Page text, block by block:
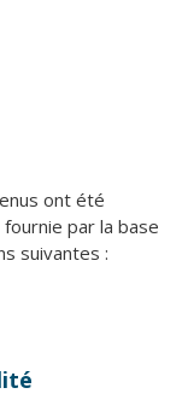
ont été
par la base
suivantes :